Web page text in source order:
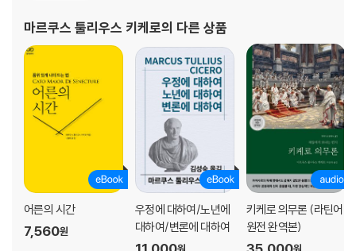
전 44년에 카이사르가 암살됨에 따라 다시 정계로 복귀하지만
마르쿠스 툴리우스 키케로의 다른 상품
어른의 시간
7,560원
우정에 대하여/노년에
대하여/변론에 대하여
키케로 의무론 (라틴어
원전 완역본)